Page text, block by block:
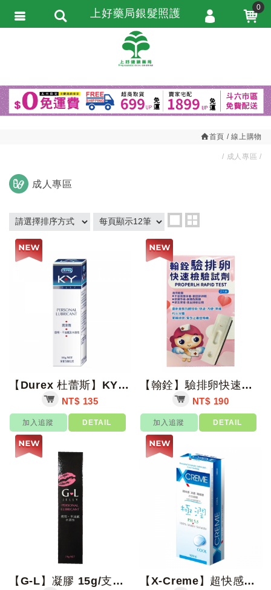
首頁 線上購物
成人專區
成人專區
【Durex 杜蕾斯】KY潤滑液 100ml/支【上好藥局銀髮照護】
NT$ 135
加入追蹤 DETAIL
【翰銓】驗排卵快速檢驗試劑 2入/盒【上好藥局銀髮照護】
NT$ 190
加入追蹤 DETAIL
【G-L】凝膠 15g/支【上好藥局銀髮照護】潤滑劑 【X-Creme】超快感PH5.5潤滑液(冰晶) 100ml/支【上好藥局銀髮照...
上好藥局銀髮照護 0
會員登入
會員註冊
忘記密碼
訂單查詢
繁體中文